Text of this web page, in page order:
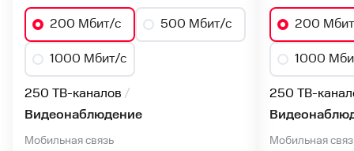
200 Мбит/с 500 Мбит/с
1000 Мбит/с
250 ТВ-каналов
Видеонаблюдение
Мобильная связь
200
1000
250 ТВ-
Мобильная